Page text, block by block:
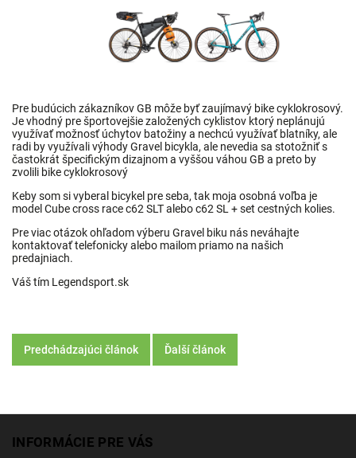
Pre budúcich zákazníkov GB môže byť zaujímavý bike cyklokrosový.
Je vhodný pre športovejšie založených cyklistov ktorý neplánujú
využívať možnosť úchytov batožiny a nechcú využívať blatníky, ale
radi by využívali výhody Gravel bicykla, ale nevedia sa stotožniť s
častokrát špecifickým dizajnom a vyššou váhou GB a preto by
zvolili bike cyklokrosový
Keby som si vyberal bicykel pre seba, tak moja osobná voľba je
model Cube cross race c62 SLT alebo c62 SL + set cestných kolies.
Pre viac otázok ohľadom výberu Gravel biku nás neváhajte
kontaktovať telefonicky alebo mailom priamo na našich
predajniach.
Váš tím Legendsport.sk
Predchádzajúci článok Ďalší článok
INFORMÁCIE PRE VÁS